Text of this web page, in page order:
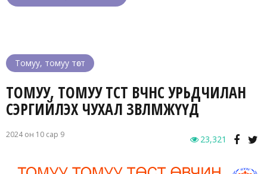
Томуу, томуу төст
ТОМУУ, ТОМУУ ТӨСТ ӨВЧНӨӨС УРЬДЧИЛАН
СЭРГИЙЛЭХ ЧУХАЛ ЗӨВЛӨМЖҮҮД
2024 он 10 сар 9 23,321